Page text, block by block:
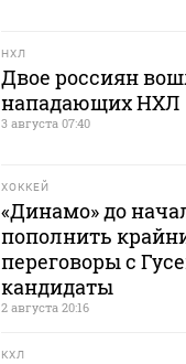
НХЛ
Двое россиян
нападающих НХЛ
3 августа 07:40
ХОККЕЙ
«Динамо» до
пополнить
переговоры с
кандидаты
2 августа 20:16
КХЛ